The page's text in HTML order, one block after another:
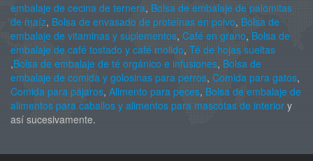
embalaje de cecina de ternera, Bolsa de embalaje de palomitas
de maíz, Bolsa de envasado de proteínas en polvo, Bolsa de
embalaje de vitaminas y suplementos, Café en grano, Bolsa de
embalaje de café tostado y café molido, Té de hojas sueltas
,Bolsa de embalaje de té orgánico e infusiones, Bolsa de
embalaje de comida y golosinas para perros, Comida para gatos,
Comida para pájaros, Alimento para peces, Bolsa de embalaje de
alimentos para caballos y alimentos para mascotas de interior y
así sucesivamente.